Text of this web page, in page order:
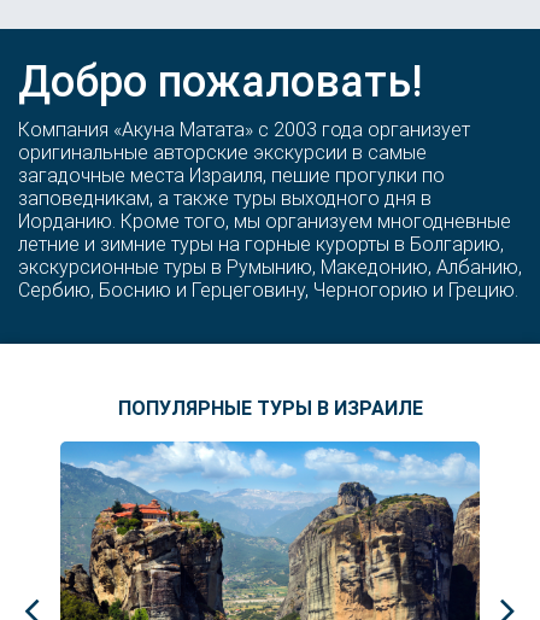
Добро пожаловать!
Компания «Акуна Матата» с 2003 года организует
оригинальные авторские экскурсии в самые
загадочные места Израиля, пешие прогулки по
заповедникам, а также туры выходного дня в
Иорданию. Кроме того, мы организуем многодневные
летние и зимние туры на горные курорты в Болгарию,
экскурсионные туры в Румынию, Македонию, Албанию,
Сербию, Боснию и Герцеговину, Черногорию и Грецию.
ПОПУЛЯРНЫЕ ТУРЫ В ИЗРАИЛЕ